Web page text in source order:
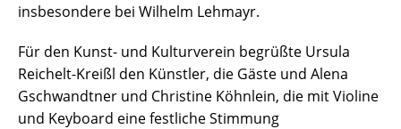
insbesondere bei Wilhelm Lehmayr.
Für den Kunst- und Kulturverein begrüßte Ursula
Reichelt-Kreißl den Künstler, die Gäste und Alena
Gschwandtner und Christine Köhnlein, die mit Violine
und Keyboard eine festliche Stimmung